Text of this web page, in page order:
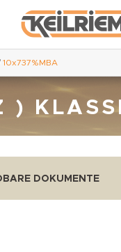
10x737%MBA
)
DOKUMENTE